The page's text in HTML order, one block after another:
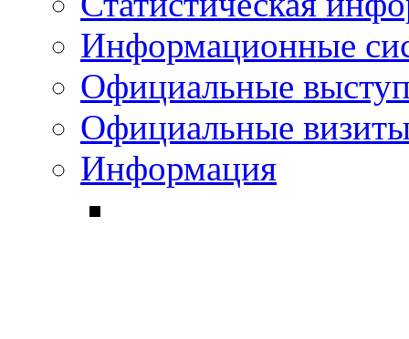
Информационные
Официальные
Официальные
Информация